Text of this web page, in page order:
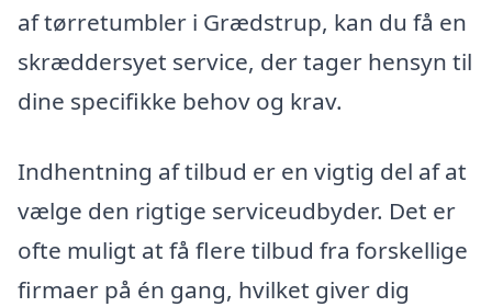
af tørretumbler i Grædstrup, kan du få en
skræddersyet service, der tager hensyn til
dine specifikke behov og krav.
Indhentning af tilbud er en vigtig del af at
vælge den rigtige serviceudbyder. Det er
ofte muligt at få flere tilbud fra forskellige
firmaer på én gang, hvilket giver dig